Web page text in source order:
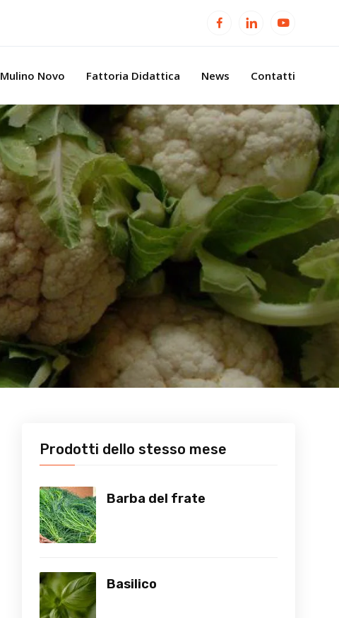
Mulino Novo Fattoria Didattica News Contatti
Prodotti dello stesso mese
Barba del frate
Basilico